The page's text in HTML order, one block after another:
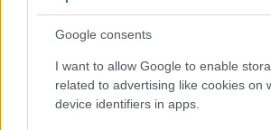
Google consents
I want to allow Google to enable
related to advertising like cookies on
device identifiers in apps.
Hírlevél
meg e-mail címét:
Megismertem és elfogadom a